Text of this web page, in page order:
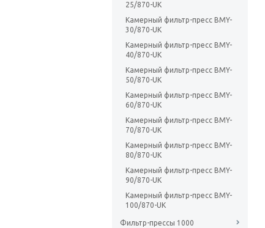
25/870-UK
Камерный фильтр-пресс BMY-
30/870-UK
Камерный фильтр-пресс BMY-
40/870-UK
Камерный фильтр-пресс BMY-
50/870-UK
Камерный фильтр-пресс BMY-
60/870-UK
Камерный фильтр-пресс BMY-
70/870-UK
Камерный фильтр-пресс BMY-
80/870-UK
Камерный фильтр-пресс BMY-
90/870-UK
Камерный фильтр-пресс BMY-
100/870-UK
Фильтр-прессы 1000